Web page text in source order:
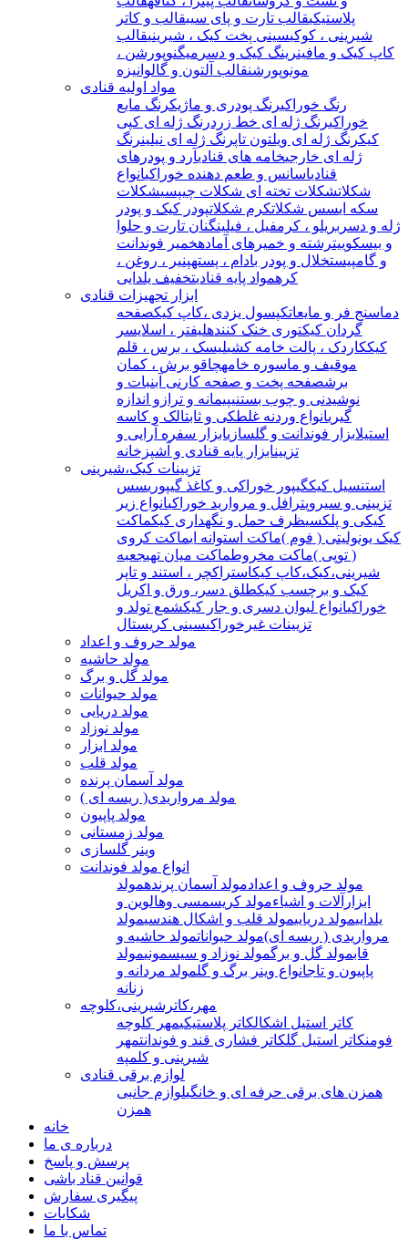
پلاستیکیقالب تارت و پای سیبقالب و کاتر
شیرینی ، کوکیسینی پخت کیک ، شیرینیقالب
کاپ کیک و مافینرینگ کیک و دسر میگنوپورشن ،
مونوپورشنقالب آلتون و گالوانیزه
مواد اولیه قنادی
رنگ خوراکیرنگ پودری و ماژیکرنگ مایع
خوراکیرنگ ژله ای خط زردرنگ ژله ای کپی
کیکرنگ ژله ای ویلتون تاپرنگ ژله ای نیلینرنگ
ژله ای خارجیخامه های قنادیآرد و پودرهای
قنادیاسانس و طعم دهنده خوراکیانواع
شکلاتشکلات تخته ای شکلات چیپسیشکلات
سکه ایسس شکلاتکرم شکلاتپودر کیک و پودر
ژله و دسر بریلو ، کرمفیل ، فیلینگنان تارت و حلوا
و بیسکوییترشته و خمیرهای آمادهخمیر فوندانت
و گامپیستخلال و پودر بادام ، پستهپنیر ، روغن ،
کرهمواد پایه قنادیتخفیف یلدایی
ابزار تجهیزات قنادی
دماسنج فر و مایعاتکپسول یزدی ،کاپ کیکصفحه
گردان کیکتوری خنک کنندهلیفتر ، اسلایسر
کیککاردک ، پالت خامه کشیلیسک ، برس ، قلم
موقیف و ماسوره خامهچاقو برش ، کمان
برشصفحه پخت و صفحه کار نی آبنبات و
نوشیدنی و چوب بستنیپیمانه و ترازو اندازه
گیریانواع وردنه غلطکی و ثابتالک و کاسه
استیلابزار فوندانت و گلسازیابزار سفره آرایی و
تزیینابزار پایه قنادی و آشپزخانه
تزیینات کیک،شیرینی
استنسیل کیکگیپور خوراکی و کاغذ گیپوریسس
تزیینی و سیروپترافل و مروارید خوراکیانواع زیر
کیکی و پلکسیظرف حمل و نگهداری کیکماکت
کیک یونولیتی ( فوم )ماکت استوانه ایماکت کروی
( توپی )ماکت مخروطماکت میان تهیجعبه
شیرینی،کیک،کاپ کیکاستراکچر ، استند و تاپر
کیک و برچسب کیکطلق دسر، ورق و اکریل
خوراکیانواع لیوان دسری و جار کیکشمع تولد و
تزیینات غیرخوراکیسینی کریستال
مولد حروف و اعداد
مولد حاشیه
مولد گل و برگ
مولد حیوانات
مولد دریایی
مولد نوزاد
مولد ابزار
مولد قلب
مولد آسمان پرنده
مولد مرواریدی( ریسه ای )
مولد پاپیون
مولد زمستانی
وینر گلسازی
انواع مولد فوندانت
مولد حروف و اعدادمولد آسمان پرندهمولد
ابزارآلات و اشیاءمولد کریسمسی وهالوین و
یلداییمولد دریاییمولد قلب و اشکال هندسیمولد
مرواریدی ( ریسه ای)مولد حیواناتمولد حاشیه و
قابمولد گل و برگمولد نوزاد و سیسمونیمولد
پاپیون و تاجانواع وینر برگ و گلمولد مردانه و
زنانه
مهر،کاترشیرینی،کلوچه
کاتر استیل اشکالکاتر پلاستیکیمهر کلوچه
فومنکاتر استیل گلکاتر فشاری قند و فوندانتمهر
شیرینی و کلمپه
لوازم برقی قنادی
همزن های برقی حرفه ای و خانگیلوازم جانبی
همزن
خانه
درباره ی ما
پرسش و پاسخ
قوانین قناد باشی
پیگیری سفارش
شکایات
تماس با ما